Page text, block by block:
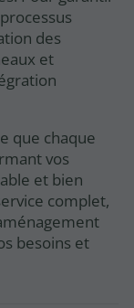
des
et
que chaque
vos
et bien
complet,
besoins et